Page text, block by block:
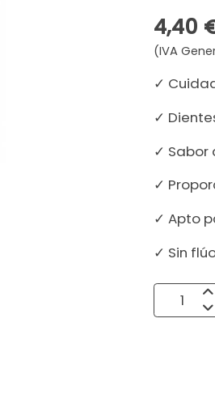
4,40
(IVA
✓
✓
✓ Sabor
✓
✓ Apto
✓ Sin